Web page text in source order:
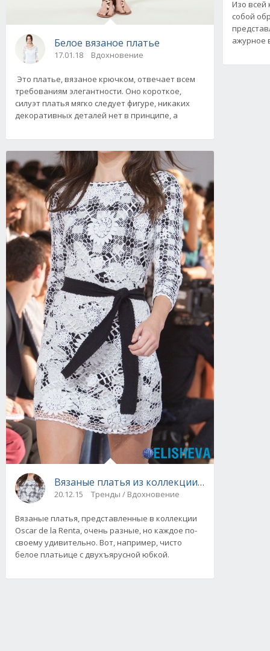
Белое вязаное платье
17.01.18 Вдохновение
Это платье, вязаное крючком, отвечает всем
требованиям элегантности. Оно короткое,
силуэт платья мягко следует фигуре, никаких
декоративных деталей нет в принципе, а
Вязаные платья из коллекции Oscar de la
20.12.15 Тренды / Вдохновение
Вязаные платья, представленные в коллекции
Oscar de la Renta, очень разные, но каждое по-
своему удивительно. Вот, например, чисто
белое платьице с двухъярусной юбкой.
Изо всей
собой
ажурное